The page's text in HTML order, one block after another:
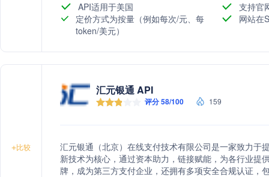
API适用于美国
支持官
定价方式为按量（例如每次/元、每
token/美元）
网站在
+比较
汇元银通 API
评分 58/100 159
汇元银通（北京）在线支付技术有限公司是一家致力于
新技术为核心，通过资本助力，链接赋能，为各行业提
牌，成为第三方支付企业，还拥有多项安全合规认证，